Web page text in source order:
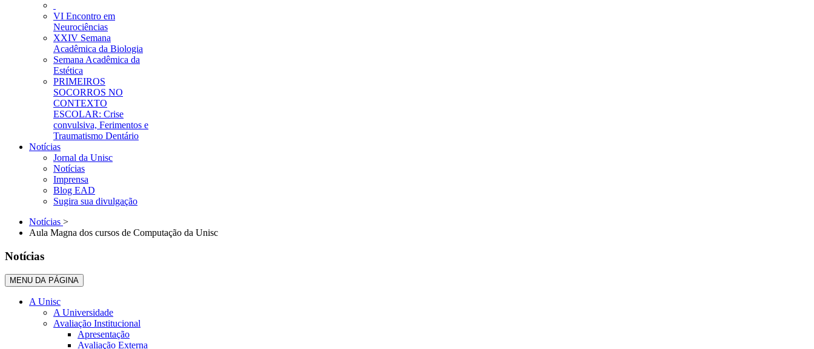
VI Encontro em
Neurociências
XXIV Semana
Acadêmica da Biologia
Semana Acadêmica da
Estética
PRIMEIROS
SOCORROS NO
CONTEXTO
ESCOLAR: Crise
convulsiva, Ferimentos e
Traumatismo Dentário
Notícias
Jornal da Unisc
Notícias
Imprensa
Blog EAD
Sugira sua divulgação
Notícias >
Aula Magna dos cursos de Computação da Unisc
Notícias
MENU DA PÁGINA
A Unisc
A Universidade
Avaliação Institucional
Apresentação
Avaliação Externa